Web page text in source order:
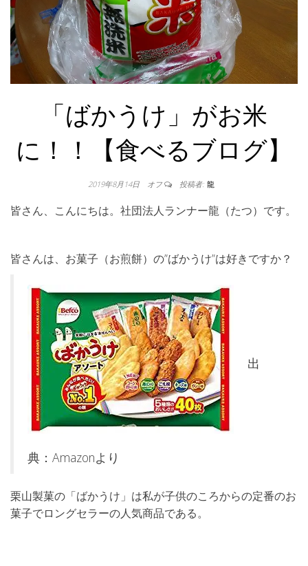
「ばかうけ」がお米
に！！【食べるブログ】
2019年8月14日 オフ 投稿者: 龍
皆さん、こんにちは。社団法人ランナー龍（たつ）です。
皆さんは、お菓子（お煎餅）の”ばかうけ”は好きですか？
出
典：Amazonより
栗山製菓の「ばかうけ」は私が子供のころからの定番のお
菓子でロングセラーの人気商品である。